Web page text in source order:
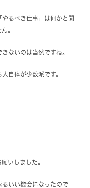
るべき仕事」は何かと聞
。
ないのは当然ですね。
自体が少数派です。
いしました。
るいい機会になったので